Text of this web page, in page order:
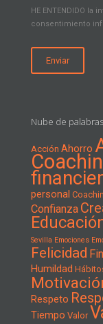
HE ENTENDIDO
consentimiento
Nube de palabras
Acción Ahorro
personal
Confianza
Sevilla Emociones
Felicidad
Humildad
Respeto
Tiempo Valor